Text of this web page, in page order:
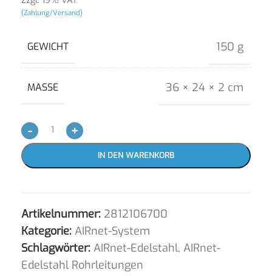
(Zahlung/Versand)
GEWICHT 150 g
MASSE 36 × 24 × 2 cm
- +
IN DEN WARENKORB
Artikelnummer: 2812106700
Kategorie: AIRnet-System
Schlagwörter: AIRnet-Edelstahl, AIRnet-
Edelstahl Rohrleitungen